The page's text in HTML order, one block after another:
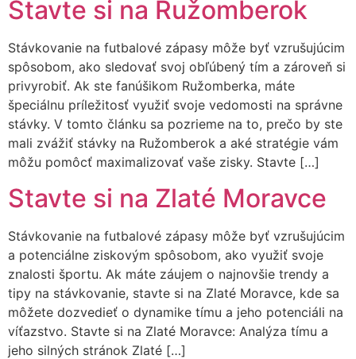
Stavte si na Ružomberok
Stávkovanie na futbalové zápasy môže byť vzrušujúcim
spôsobom, ako sledovať svoj obľúbený tím a zároveň si
privyrobiť. Ak ste fanúšikom Ružomberka, máte
špeciálnu príležitosť využiť svoje vedomosti na správne
stávky. V tomto článku sa pozrieme na to, prečo by ste
mali zvážiť stávky na Ružomberok a aké stratégie vám
môžu pomôcť maximalizovať vaše zisky. Stavte […]
Stavte si na Zlaté Moravce
Stávkovanie na futbalové zápasy môže byť vzrušujúcim
a potenciálne ziskovým spôsobom, ako využiť svoje
znalosti športu. Ak máte záujem o najnovšie trendy a
tipy na stávkovanie, stavte si na Zlaté Moravce, kde sa
môžete dozvedieť o dynamike tímu a jeho potenciáli na
víťazstvo. Stavte si na Zlaté Moravce: Analýza tímu a
jeho silných stránok Zlaté […]